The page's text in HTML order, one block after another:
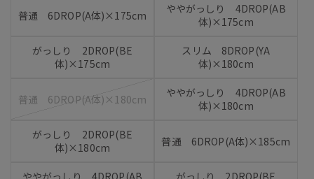
普通 6DROP(A体)×175cm
ややがっしり 4DROP(AB
体)×175cm
がっしり 2DROP(BE
体)×175cm
スリム 8DROP(YA
体)×180cm
普通 6DROP(A体)×180cm
ややがっしり 4DROP(AB
体)×180cm
がっしり 2DROP(BE
体)×180cm
普通 6DROP(A体)×185cm